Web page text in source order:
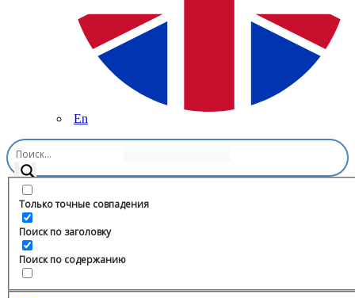
En
Только точные совпадения
Поиск по заголовку
Поиск по содержанию
Главная
старт